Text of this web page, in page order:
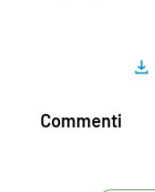
Commenti